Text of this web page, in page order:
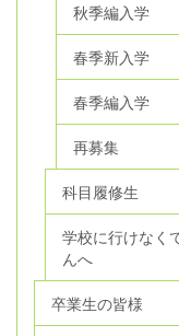
秋季編入学
春季新入学
春季編入学
再募集
科目履修生
学校に行けなく
んへ
卒業生の皆様